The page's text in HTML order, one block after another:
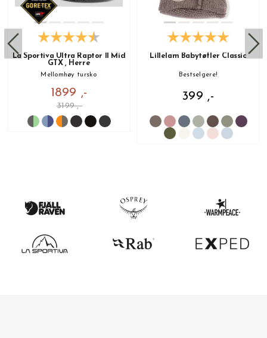
La Sportiva Ultra Raptor II Mid
GTX , Herre
Mellomhøy tursko
1899 ,-
3199 ,-
Lillelam Babytøfler Classic
Bestselgere!
399 ,-